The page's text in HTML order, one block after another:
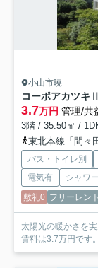
小山市暁
コーポアカツキⅡ
3.7万円 管理/共
3階 / 35.50㎡ /
東北本線「間々
バス・トイレ別
電気有
シャワー
敷礼0 フリーレント
太陽光の暖かさを
賃料は3.7万円です